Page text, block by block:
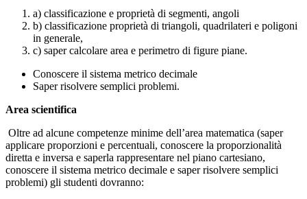
a) classificazione e proprietà di segmenti, angoli
b) classificazione proprietà di triangoli, quadrilateri e poligoni
in generale,
c) saper calcolare area e perimetro di figure piane.
Conoscere il sistema metrico decimale
Saper risolvere semplici problemi.
Area scientifica
Oltre ad alcune competenze minime dell’area matematica (saper
applicare proporzioni e percentuali, conoscere la proporzionalità
diretta e inversa e saperla rappresentare nel piano cartesiano,
conoscere il sistema metrico decimale e saper risolvere semplici
problemi) gli studenti dovranno: